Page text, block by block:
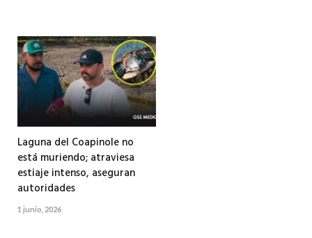
Laguna del Coapinole no
está muriendo; atraviesa
estiaje intenso, aseguran
autoridades
1 junio, 2026